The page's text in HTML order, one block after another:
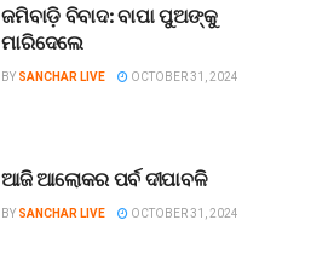
ଜମିବାଡ଼ି ବିବାଦ: ବାପା ପୁଅଙ୍କୁ
ମାରିଦେଲେ
BY SANCHAR LIVE OCTOBER 31, 2024
ଆଜି ଆଲୋକର ପର୍ବ ଦୀପାବଳି
BY SANCHAR LIVE OCTOBER 31, 2024